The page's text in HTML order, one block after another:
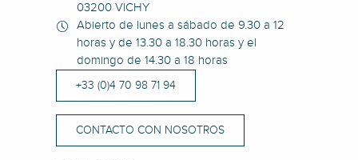
03200 VICHY
Abierto de lunes a sábado de 9.30 a 12
horas y de 13.30 a 18.30 horas y el
domingo de 14.30 a 18 horas
+33 (0)4 70 98 71 94
CONTACTO CON NOSOTROS